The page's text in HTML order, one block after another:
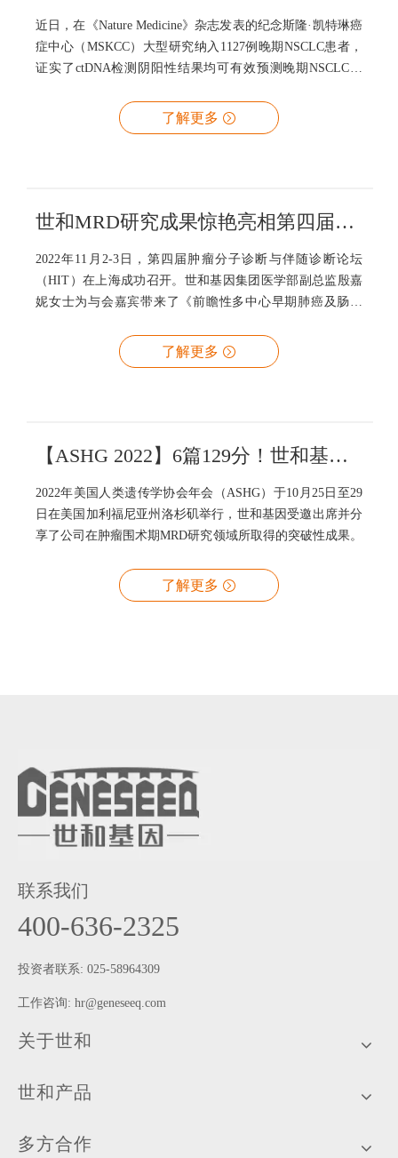
近日，在《Nature Medicine》杂志发表的纪念斯隆·凯特琳癌
症中心（MSKCC）大型研究纳入1127例晚期NSCLC患者，
证实了ctDNA检测阴阳性结果均可有效预测晚期NSCLC预
了解更多
世和MRD研究成果惊艳亮相第四届HIT论坛
2022年11月2-3日，第四届肿瘤分子诊断与伴随诊断论坛
（HIT）在上海成功召开。世和基因集团医学部副总监殷嘉
妮女士为与会嘉宾带来了《前瞻性多中心早期肺癌及肠癌
了解更多
【ASHG 2022】6篇129分！世和基因MRD研究成果璀璨夺目
2022年美国人类遗传学协会年会（ASHG）于10月25日至29
日在美国加利福尼亚州洛杉矶举行，世和基因受邀出席并分
享了公司在肿瘤围术期MRD研究领域所取得的突破性成果。
了解更多
联系我们
400-636-2325
投资者联系: 025-58964309
工作咨询: hr@geneseeq.com
关于世和
世和产品
多方合作